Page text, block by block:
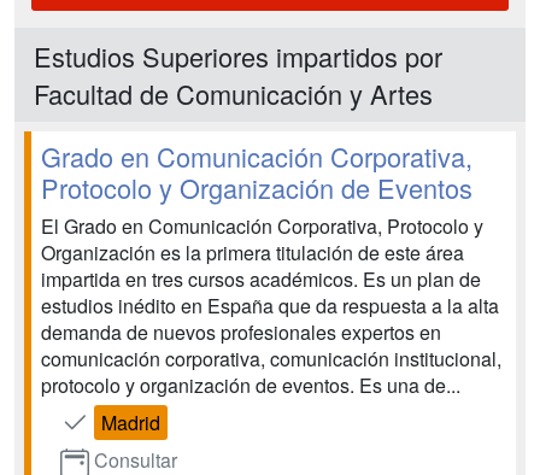
Estudios Superiores impartidos por
Facultad de Comunicación y Artes
Grado en Comunicación Corporativa,
Protocolo y Organización de Eventos
El Grado en Comunicación Corporativa, Protocolo y
Organización es la primera titulación de este área
impartida en tres cursos académicos. Es un plan de
estudios inédito en España que da respuesta a la alta
demanda de nuevos profesionales expertos en
comunicación corporativa, comunicación institucional,
protocolo y organización de eventos. Es una de...
Madrid
Consultar